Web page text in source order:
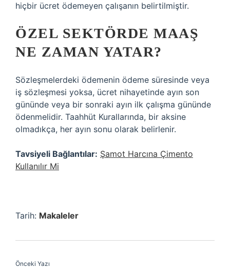
hiçbir ücret ödemeyen çalışanın belirtilmiştir.
ÖZEL SEKTÖRDE MAAŞ
NE ZAMAN YATAR?
Sözleşmelerdeki ödemenin ödeme süresinde veya
iş sözleşmesi yoksa, ücret nihayetinde ayın son
gününde veya bir sonraki ayın ilk çalışma gününde
ödenmelidir. Taahhüt Kurallarında, bir aksine
olmadıkça, her ayın sonu olarak belirlenir.
Tavsiyeli Bağlantılar: Şamot Harcına Çimento
Kullanılır Mi
Tarih: Makaleler
Önceki Yazı